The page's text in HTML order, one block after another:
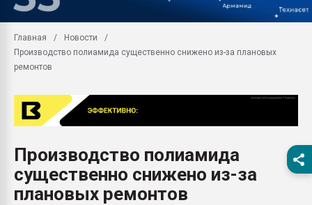
заводу пластмасс"
первый план в
28.07.2026
ситуацией на
Главная
Новости
Производство полиамида существенно снижено из-за плановых
ремонтов
Производство полиамида
существенно снижено из-за
плановых ремонтов